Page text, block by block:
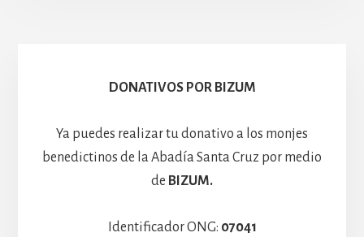
Hospedería
DONATIVOS POR BIZUM
Ya puedes realizar tu donativo a los monjes
benedictinos de la Abadía Santa Cruz por medio
de BIZUM.
Identificador ONG: 07041